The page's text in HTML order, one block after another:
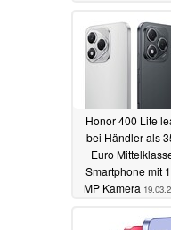
Honor 400 Lite
bei Händler als
Euro
Smartphone mit
MP Kamera